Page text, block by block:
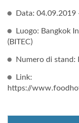
Data: 04.09.2019
Luogo: Bangkok
(BITEC)
Numero di stand:
Link:
https://